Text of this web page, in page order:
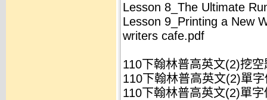
Lesson 8_The Ultimate
Lesson 9_Printing a New
writers cafe.pdf
110下翰林普高英文(2)挖空
110下翰林普高英文(2)單
110下翰林普高英文(2)單